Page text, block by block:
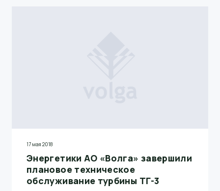
17 мая 2018
Энергетики АО «Волга» завершили
плановое техническое
обслуживание турбины ТГ-3